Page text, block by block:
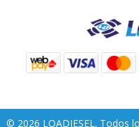
© 2026 LOADIESEL. Todos